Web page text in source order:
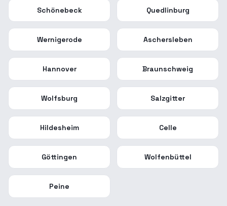
Schönebeck Quedlinburg
Wernigerode Aschersleben
Hannover Braunschweig
Wolfsburg Salzgitter
Hildesheim Celle
Göttingen Wolfenbüttel
Peine